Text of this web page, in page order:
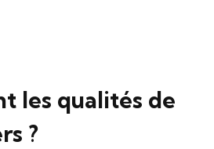
les qualités de
?